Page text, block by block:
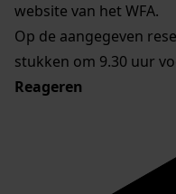
website van het WFA.
Op de aangegeven
stukken om 9.30 uur
Reageren